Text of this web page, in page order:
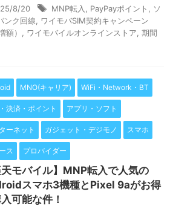
8/20 MNP転入 PayPayポイント
ソ
ンク回線
ワイモバSIM契約キャンペーン
額）
ワイモバイルオンラインストア 期間
MNO(キャリア) WiFi・Network・BT
決済・ポイント アプリ・ソフト
ーネット ガジェット・デジモノ スマホ
ス プロバイダー
天モバイル】MNP転入で人気の
スマホ3機種とPixel 9aがお得
可能な件！